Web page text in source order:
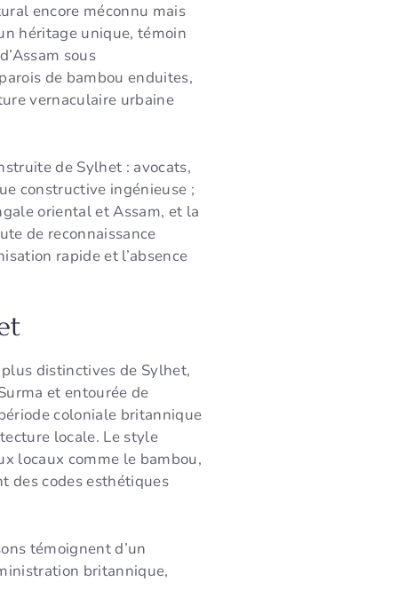
encore méconnu mais
héritage unique, témoin
sous
de bambou enduites,
vernaculaire urbaine
de Sylhet : avocats,
constructive ingénieuse ;
oriental et Assam, et la
de reconnaissance
rapide et l’absence
distinctives de Sylhet,
et entourée de
coloniale britannique
locale. Le style
locaux comme le bambou,
des codes esthétiques
témoignent d’un
britannique,